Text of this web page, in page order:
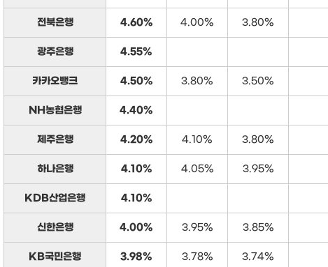
전북은행 4.60% 4.00% 3.80%
광주은행 4.55%
카카오뱅크 4.50% 3.80% 3.50%
NH농협은행 4.40%
제주은행 4.20% 4.10% 3.80%
하나은행 4.10% 4.05% 3.95%
KDB산업은행 4.10%
신한은행 4.00% 3.95% 3.85%
KB국민은행 3.98% 3.78% 3.74%